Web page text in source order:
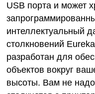
USB порта и может
интеллектуальный
столкновений
разработан для
объектов вокруг
высоты. Вам не надо